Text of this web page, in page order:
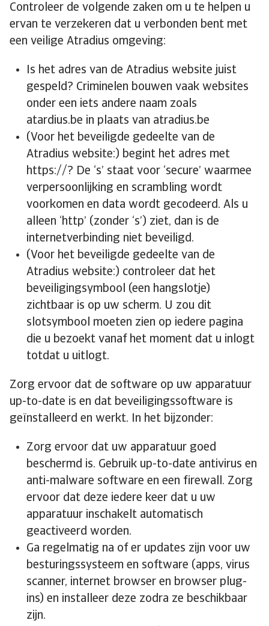
Controleer de volgende zaken om u te helpen u
ervan te verzekeren dat u verbonden bent met
een veilige Atradius omgeving:
Is het adres van de Atradius website juist
gespeld? Criminelen bouwen vaak websites
onder een iets andere naam zoals
atardius.be in plaats van atradius.be
(Voor het beveiligde gedeelte van de
Atradius website:) begint het adres met
https://? De ‘s’ staat voor ‘secure’ waarmee
verpersoonlijking en scrambling wordt
voorkomen en data wordt gecodeerd. Als u
alleen ‘http’ (zonder ‘s’) ziet, dan is de
internetverbinding niet beveiligd.
(Voor het beveiligde gedeelte van de
Atradius website:) controleer dat het
beveiligingsymbool (een hangslotje)
zichtbaar is op uw scherm. U zou dit
slotsymbool moeten zien op iedere pagina
die u bezoekt vanaf het moment dat u inlogt
totdat u uitlogt.
Zorg ervoor dat de software op uw apparatuur
up-to-date is en dat beveiligingssoftware is
geïnstalleerd en werkt. In het bijzonder:
Zorg ervoor dat uw apparatuur goed
beschermd is. Gebruik up-to-date antivirus en
anti-malware software en een firewall. Zorg
ervoor dat deze iedere keer dat u uw
apparatuur inschakelt automatisch
geactiveerd worden.
Ga regelmatig na of er updates zijn voor uw
besturingssysteem en software (apps, virus
scanner, internet browser en browser plug-
ins) en installeer deze zodra ze beschikbaar
zijn.